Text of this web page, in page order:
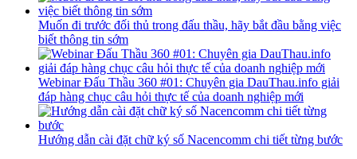
Muốn đi trước đối thủ trong đấu thầu, hãy bắt đầu bằng việc
biết thông tin sớm
Webinar Đấu Thầu 360 #01: Chuyên gia DauThau.info giải
đáp hàng chục câu hỏi thực tế của doanh nghiệp mới
Hướng dẫn cài đặt chữ ký số Nacencomm chi tiết từng bước